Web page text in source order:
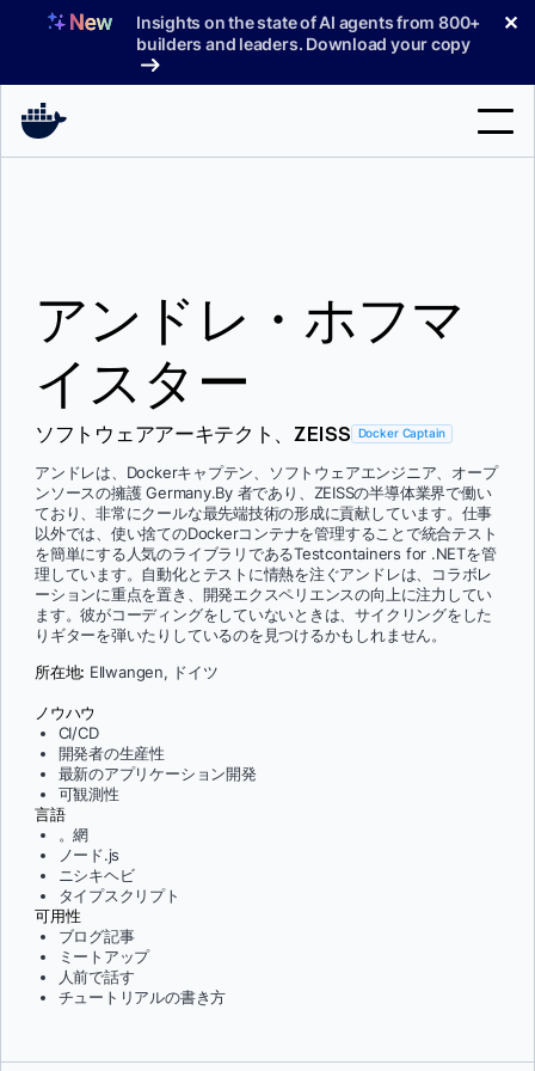
へ
Insights on the state of AI agents from 800+
builders and leaders. Download your copy
✕
料金プラン
ブログ
ドキュメント
サインイン
アンドレ・ホフマ
イスター
ソフトウェアアーキテクト、ZEISS Docker Captain
アンドレは、Dockerキャプテン、ソフトウェアエンジニア、オープ
ンソースの擁護 Germany.By 者であり、ZEISSの半導体業界で働い
ており、非常にクールな最先端技術の形成に貢献しています。仕事
以外では、使い捨てのDockerコンテナを管理することで統合テスト
を簡単にする人気のライブラリであるTestcontainers for .NETを管
理しています。自動化とテストに情熱を注ぐアンドレは、コラボレ
ーションに重点を置き、開発エクスペリエンスの向上に注力してい
ます。彼がコーディングをしていないときは、サイクリングをした
りギターを弾いたりしているのを見つけるかもしれません。
所在地: Ellwangen, ドイツ
ノウハウ
CI/CD
開発者の生産性
最新のアプリケーション開発
可観測性
言語
。網
ノード.js
ニシキヘビ
タイプスクリプト
可用性
ブログ記事
ミートアップ
人前で話す
チュートリアルの書き方